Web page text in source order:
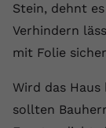
Stein, dehnt
Verhindern
mit Folie
Wird das
sollten
Laufzeit
Zweck